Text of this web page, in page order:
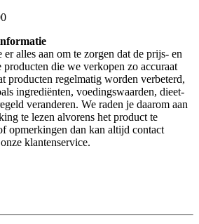
alles aan om te zorgen dat de prijs- en
die we verkopen zo accuraat
producten regelmatig worden verbeterd,
ingrediënten, voedingswaarden, dieet-
veranderen. We raden je daarom aan
te lezen alvorens het product te
opmerkingen dan kan altijd contact
klantenservice.